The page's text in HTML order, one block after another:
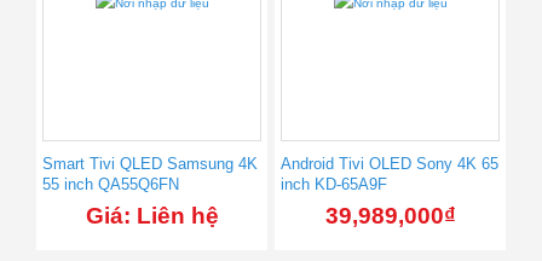
Smart Tivi QLED Samsung 4K
55 inch QA55Q6FN
Giá: Liên hệ
Android Tivi OLED Sony 4K 65
inch KD-65A9F
39,989,000₫